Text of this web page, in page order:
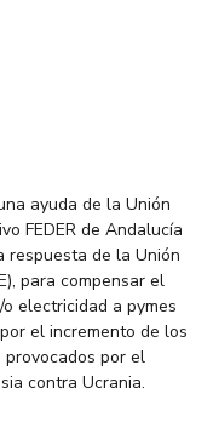
ayuda de la Unión
FEDER de Andalucía
respuesta de la Unión
para compensar el
electricidad a pymes
el incremento de los
por el
contra Ucrania.